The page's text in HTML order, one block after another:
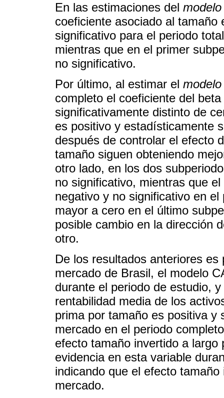
En las estimaciones del
coeficiente asociado al
significativo para el periodo
mientras que en el primer
no significativo.
Por último, al estimar el
completo el coeficiente del
significativamente distinto de
es positivo y estadísticamente
después de controlar el efecto
tamaño siguen obteniendo
otro lado, en los dos
no significativo, mientras que
negativo y no significativo en
mayor a cero en el último
posible cambio en la dirección
otro.
De los resultados anteriores
mercado de Brasil, el modelo
durante el periodo de estudio,
rentabilidad media de los
prima por tamaño es positiva y
mercado en el periodo
efecto tamaño invertido a
evidencia en esta variable
indicando que el efecto
mercado.